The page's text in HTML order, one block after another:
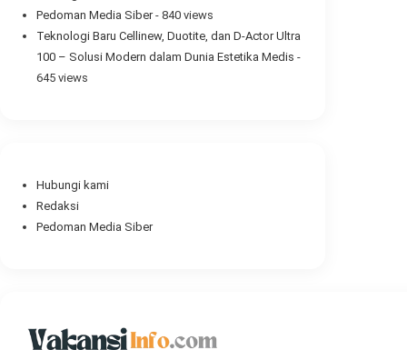
Pedoman Media Siber- 840 views
Teknologi Baru Cellinew, Duotite, dan D-Actor Ultra
100 – Solusi Modern dalam Dunia Estetika Medis -
645 views
Hubungi kami
Redaksi
Pedoman Media Siber